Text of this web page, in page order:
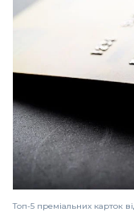
Топ-5 преміальних карток